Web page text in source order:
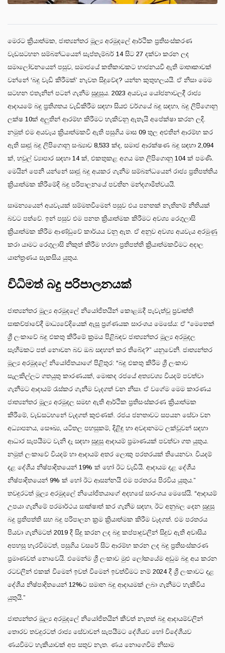
මෙරට ක්‍රියාත්මක, ජාත්‍යන්තර මූල්‍ය අරමුදලේ ආර්ථික ප්‍රතිසංස්කරණ
වැඩසටහන සම්බන්ධයෙන් සැප්තැම්බර් 14 සිට 27 දක්වා කරන ලද
සමාලෝචනයෙන් පසුව, සමාජයේ කතිකාවකට භාජනයවී ඇති මාතෘකාවක්
වන්නේ ‘බදු වැඩි කිරීමක්’ නැවත සිදුවේද? යන්න කුතුහලයයි. ඒ නිසා මෙම
සටහන එතැනින් පටන් ගැනීම සුදුසුය. 2023 අයවැය යෝජනාවලදී රාජ්‍ය
ආදායමේ බදු ප්‍රතිශතය වැඩිකිරීම සඳහා සියළු වර්ගයේ බදු සඳහා, බදු ලිපිගොනු
ලක්ෂ 10ක් අලුතින් ආරම්භ කිරීමට හැකිවනු ඇතැයි අපේක්ෂා කරන ලදි.
නමුත් එම අයවැය ක්‍රියාත්මකවී ඇති පසුගිය මාස 09 තුල අළුතින් ආරම්භ කර
ඇති සෘජු බදු ලිපිගොනු සංඛ්‍යාව 8,533 ක්ද, සමාජ ආරක්ෂණ බදු සඳහා 2,094
ක්, හවුල් ව්‍යාපාර සඳහා 14 ක්, එකතුකළ අගය මත ලිපිගොනු 104 ක් පමණි.
මෙයින් පෙනී යන්නේ සෘජු බදු අයකර ගැනීම සම්බන්ධයෙන් රාජ්‍ය ප්‍රතිපත්තිය
ක්‍රියාත්මක කිරීමේදි බදු පරිපාලනයේ පවතින මන්දගාමීත්වයයි.
සාමන්‍යයෙන් අයවැයක් සම්මතවීමෙන් පසුව එය පනතක් නැතිනම් නීතියක්
බවට පත්වේ. ඉන් පසුව එම පනත ක්‍රියාත්මක කිරීමට අවශ්‍ය රෙගුලාසි
ක්‍රියාත්මක කිරීම ආණ්ඩුවේ කාර්යය වනු ඇත. ඒ අනුව අවශ්‍ය අයවැය අරමුණු
කරා යාමට රෙගුලාසි නිකුත් කිරීම හරහා ප්‍රතිපත්ති ක්‍රියාත්මකවීමට අදාල
යාන්ත්‍රණය සැකසිය යුතුය.
විධිමත් බදු පරිපාලනයක්
ජාත්‍යන්තර මූල්‍ය අරමුදලේ නියෝජිතයින් කොළඹදී පැවැත්වූ ප්‍රවෘත්ති
සාකච්ඡාවේදී මාධ්‍යවේදියෙක් ඇසූ ප්‍රශ්ණයක සාරංශය මෙසේය: ඒ “මෙතෙක්
ශ්‍රී ලංකාවේ බදු එකතු කිරීමේ ක්‍රමය පිළිබඳව ජාත්‍යන්තර මූල්‍ය අරමුදල
සෑහීමකට පත් නොවන බව ඔබ සඳහන් කර තිබේද?” යනුවෙනි. ජාත්‍යන්තර
මූල්‍ය අරමුදලේ නියෝජිතයාගේ පිළිතුර: “බදු එකතු කිරීම ශ්‍රී ලංකාව
සැලකිල්ලට ගතයුතු කාරණයක්, මොකද රජයේ අත්‍යවශ්‍ය වියදම් පවත්වා
ගැනීමට ආදායම් රැස්කර ගැනීම වැදගත් වන නිසා. ඒ වගේම මෙම කාරණය
ජාත්‍යන්තර මූල්‍ය අරමුදල සමඟ ඇති ආර්ථික ප්‍රතිසංස්කරණ ක්‍රියාත්මක
කිරීමේ, වැඩසටහනේ වැදගත් කුළුණක්. රජය ජනතාවට සපයන සේවා වන
අධ්‍යාපනය, සෞඛ්‍ය, යටිතල පහසුකම්, දිළිඳු හා අවදානමට ලක්වූවන් සඳහා
ආධාර සැපයීමට වැනි දෑ සඳහා සුදුසු ආදායම් ප්‍රමාණයක් පවත්වා ගත යුතුය.
නමුත් ලංකාවේ වියදම් හා ආදායම් අතර ලොකු පරතරයක් තියෙනවා. වියදම්
දළ දේශීය නිෂ්පාදිතයෙන් 19% ක් හෝ ඊට වැඩියි. ආදායම දළ දේශීය
නිෂ්පාදිතයෙන් 9% ක් හෝ ඊට ආසන්නයි එම පරතරය පිරවිය යුතුය.”
තවදුරටත් මූල්‍ය අරමුදලේ නියෝජිතයාගේ අදහසේ සාරංශය මෙසේයි. “ආදායම්
උපයා ගැනීමේ පරමාර්ථය සාක්ෂාත් කර ගැනීම සඳහා, ඊට අනුබල දෙන සුදුසු
බදු ප්‍රතිපත්ති සහ බදු පරිපාලන ක්‍රම ක්‍රියාත්මක කිරීම වැදගත්. එම පරතරය
පියවා ගැනීමටත් 2019 දී සිදු කරන ලද බදු කප්පාදුවලින් සිදුව ඇති අවාසිය
අපහසු හැරවීමටත්, පසුගිය වසරේ සිට ආරම්භ කරන ලද බදු ප්‍රතිසංස්කරණ
ප්‍රමාණවත් නොවෙයි. එමෙන්ම ශ්‍රී ලංකාව මුළු ලෝකයේම අඩුම බදු අය කරන
රටවලින් එකක් වීමෙන් ඉවත් වීමෙන් ඉවත්වීමට නම් 2024 දී ශ්‍රී ලංකාවට දළ
දේශීය නිෂ්පාදිතයෙන් 12%ට සමාන බදු ආදායමක් ලබා ගැනීමට හැකිවිය
යුතුයි.”
ජාත්‍යන්තර මූල්‍ය අරමුදලේ නියෝජිතයින් කීවත් නැතත් බදු ආදායම්වලින්
තොරව තවදුරටත් රාජ්‍ය සේවාවන් සැපයීමට දේශීයව හෝ විදේශීයව
ණයවීමට හැකියාවක් අප සතුව නැත. ණය නොගෙවීම නිසාම